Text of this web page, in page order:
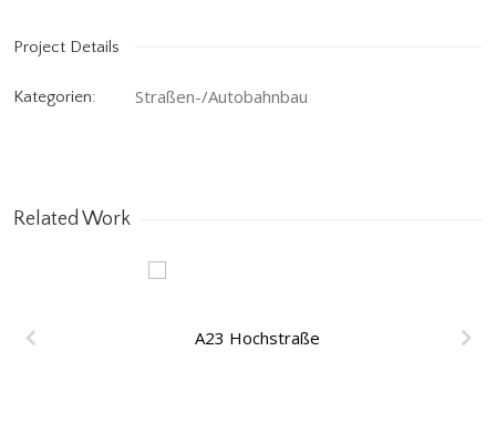
Project Details
Kategorien: Straßen-/Autobahnbau
Related Work